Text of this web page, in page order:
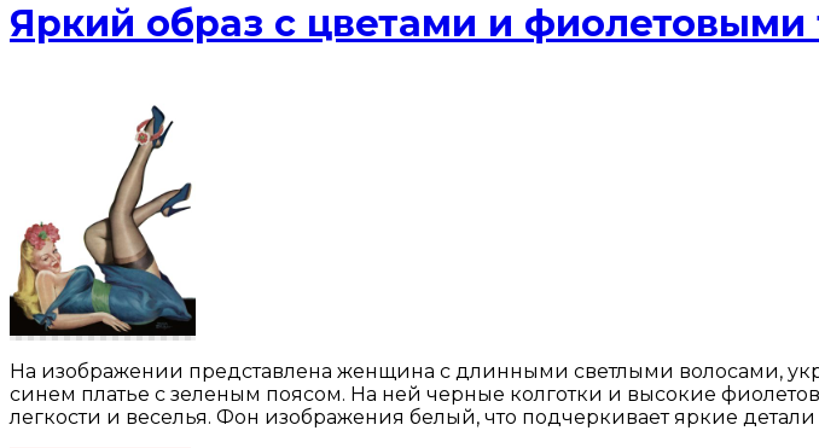
Яркий образ с цветами и
На изображении представлена женщина с длинными светлыми волосами,
синем платье с зеленым поясом. На ней черные колготки и высокие
легкости и веселья. Фон изображения белый, что подчеркивает яркие